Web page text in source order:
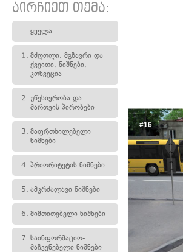
აირჩიეთ თემა:
ყველა
1. მძღოლი, მგზავრი და
ქვეითი, ნიშნები,
კონვეცია
2. უწესივრობა და
მართვის პირობები
3. მაფრთხილებელი
ნიშნები
4. პრიორიტეტის ნიშნები
5. ამკრძალავი ნიშნები
6. მიმთითებელი ნიშნები
7. საინფორმაციო-
მაჩვენებელი ნიშნები
#16